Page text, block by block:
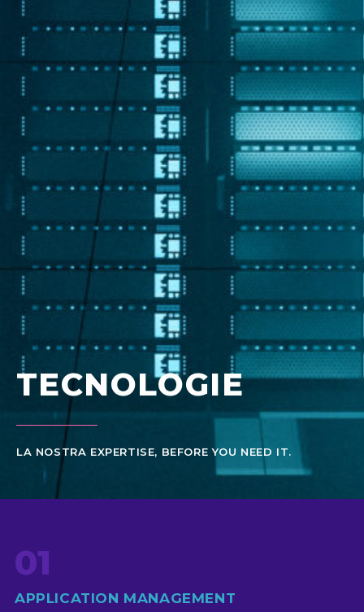
TECNOLOGIE
LA NOSTRA EXPERTISE, BEFORE YOU NEED IT.
01
APPLICATION MANAGEMENT